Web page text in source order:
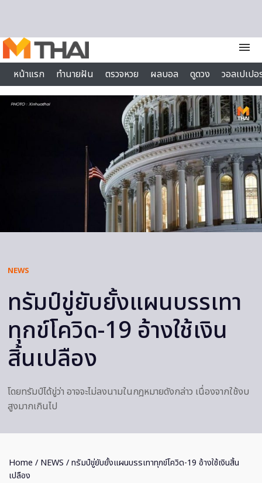
menu
หน้าแรก
ทำนายฝัน ตรวจหวย ผลบอล ดูดวง
วอลเปเป
ไลฟ์สไตล์
NEWS
ทรัมป์ขู่ยับยั้งแผนบรรเทา
ทุกข์โควิด-19 อ้างใช้เงิน
สิ้นเปลือง
โดยทรัมป์ได้ขู่ว่า อาจจะไม่ลงนามในกฎหมายดังกล่าว เนื่องจากใช้งบ
สูงมากเกินไป
Home / NEWS / ทรัมป์ขู่ยับยั้งแผนบรรเทาทุกข์โควิด-19 อ้างใช้เงินสิ้น
เปลือง